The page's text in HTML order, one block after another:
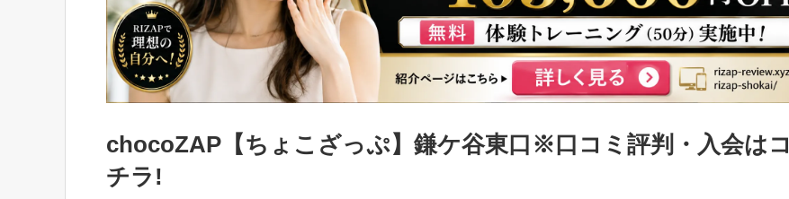
chocoZAP【ちょこざっぷ】鎌ケ谷東口※口コミ評判・入会はコ
チラ!